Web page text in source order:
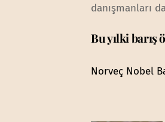
danışmanları
Bu yılki
Norveç Nobel